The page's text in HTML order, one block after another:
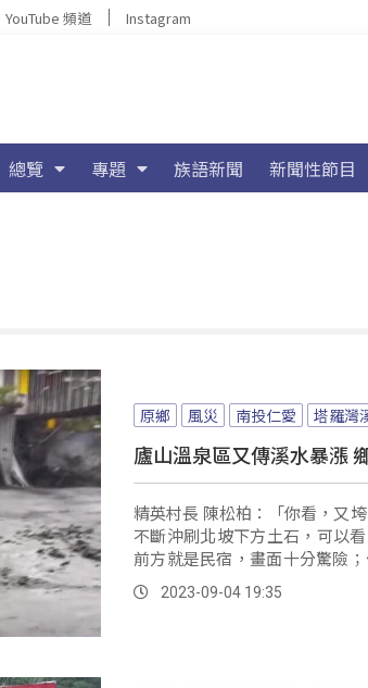
YouTube 頻道 Instagram
總覽 專題 族語新聞 新聞性節目
原鄉 風災 南投仁愛 塔羅灣
廬山溫泉區又傳溪水暴漲
精英村長 陳松柏：「你看，又垮了！垮
不斷沖刷北坡下方土石，可以
前方就是民宿，畫面十分驚險
除，傍晚5點多卻又傳出塔羅灣
2023-09-04 19:35